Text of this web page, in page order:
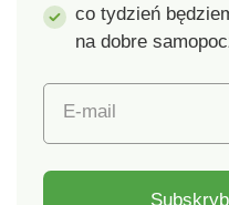
co tydzień
na dobre
E-mail